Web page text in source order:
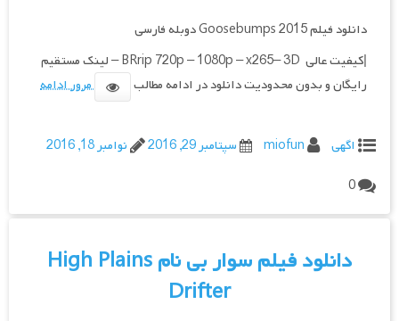
دانلود فیلم Goosebumps 2015 دوبله فارسی
|کیفیت عالی BRrip 720p – 1080p – x265– 3D – لینک مستقیم
رایگان و بدون محدودیت دانلود در ادامه مطالب
مرور ادامه
اگهی miofun سپتامبر 29, 2016
نوامبر 18, 2016
0
دانلود فیلم سوار بی نام High Plains
Drifter